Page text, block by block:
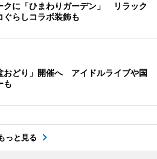
クに「ひまわりガーデン」 リラック
ぐらしコラボ装飾も
おどり」開催へ アイドルライブや国
も
っと見る